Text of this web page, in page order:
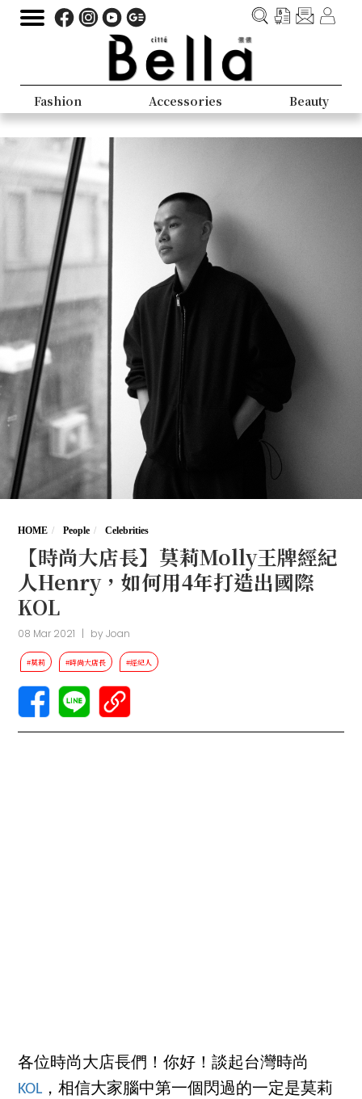
Fashion Accessories Beauty
HOME People Celebrities
【時尚大店長】莫莉Molly王牌經紀
人Henry，如何用4年打造出國際
KOL
08 Mar 2021 | byJoan
#莫莉 #時尚大店長 #經紀人
各位時尚大店長們！你好！談起台灣時尚
KOL ，相信大家腦中第一個閃過的一定是莫莉